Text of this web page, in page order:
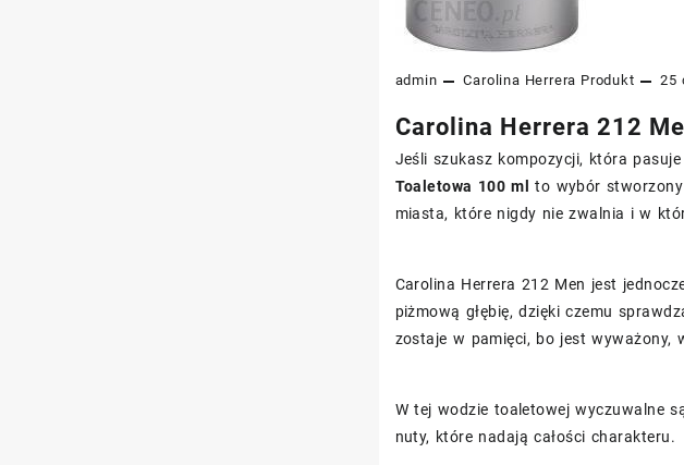
admin Carolina Herrera Produkt 25
Carolina Herrera 212
Jeśli szukasz kompozycji, która
Toaletowa 100 ml
to wybór
miasta, które nigdy nie zwalnia i w
Carolina Herrera 212 Men jest
piżmową głębię, dzięki czemu
zostaje w pamięci, bo jest wyważony,
W tej wodzie toaletowej wyczuwalne
nuty, które nadają całości charakteru.